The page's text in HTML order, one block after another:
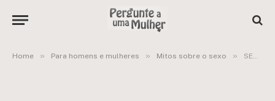
Home » Para homens e mulheres » Mitos sobre o sexo » SEXO